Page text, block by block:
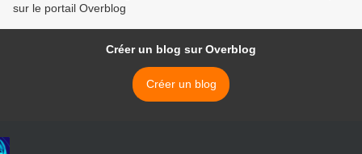
sur le portail Overblog
Créer un blog sur Overblog
Créer un blog